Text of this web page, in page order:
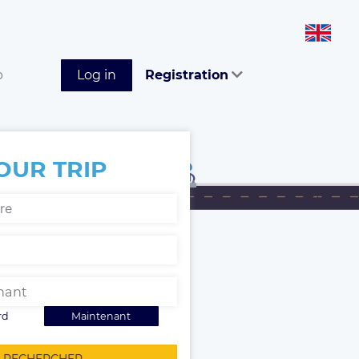
Log in Registration
TRIP
Maintenant